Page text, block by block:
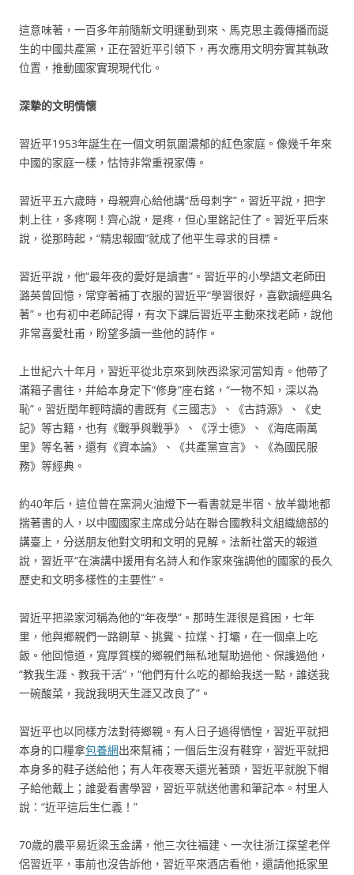
這意味著，一百多年前隨新文明運動到來、馬克思主義傳播而誕
生的中國共產黨，正在習近平引領下，再次應用文明夯實其執政
位置，推動國家實現現代化。
深摯的文明情懷
習近平1953年誕生在一個文明氛圍濃郁的紅色家庭。像幾千年來
中國的家庭一樣，怙恃非常重視家傳。
習近平五六歲時，母親齊心給他講“岳母刺字”。習近平說，把字
刺上往，多疼啊！齊心說，是疼，但心里銘記住了。習近平后來
說，從那時起，“精忠報國”就成了他平生尋求的目標。
習近平說，他“最年夜的愛好是讀書”。習近平的小學語文老師田
潞英曾回憶，常穿著補丁衣服的習近平“學習很好，喜歡讀經典名
著”。也有初中老師記得，有次下課后習近平主動來找老師，說他
非常喜愛杜甫，盼望多讀一些他的詩作。
上世紀六十年月，習近平從北京來到陜西梁家河當知青。他帶了
滿箱子書往，并給本身定下“修身”座右銘，“一物不知，深以為
恥”。習近閏年輕時讀的書既有《三國志》、《古詩源》、《史
記》等古籍，也有《戰爭與戰爭》、《浮士德》、《海底兩萬
里》等名著，還有《資本論》、《共產黨宣言》、《為國民服
務》等經典。
約40年后，這位曾在窯洞火油燈下一看書就是半宿、放羊鋤地都
揣著書的人，以中國國家主席成分站在聯合國教科文組織總部的
講臺上，分送朋友他對文明和文明的見解。法新社當天的報道
說，習近平“在演講中援用有名詩人和作家來強調他的國家的長久
歷史和文明多樣性的主要性”。
習近平把梁家河稱為他的“年夜學”。那時生涯很是貧困，七年
里，他與鄉親們一路鍘草、挑糞、拉煤、打壩，在一個桌上吃
飯。他回憶道，寬厚質樸的鄉親們無私地幫助過他、保護過他，
“教我生涯、教我干活”，“他們有什么吃的都給我送一點，誰送我
一碗酸菜，我說我明天生涯又改良了”。
習近平也以同樣方法對待鄉親。有人日子過得恓惶，習近平就把
本身的口糧拿包養網出來幫補；一個后生沒有鞋穿，習近平就把
本身多的鞋子送給他；有人年夜寒天還光著頭，習近平就脫下帽
子給他戴上；誰愛看書學習，習近平就送他書和筆記本。村里人
說：“近平這后生仁義！”
70歲的農平易近梁玉金講，他三次往福建、一次往浙江探望老伴
侶習近平，事前也沒告訴他，習近平來酒店看他，還請他抵家里